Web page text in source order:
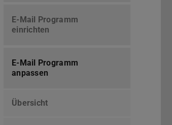
E-Mail Programm
einrichten
E-Mail Programm
anpassen
Übersicht